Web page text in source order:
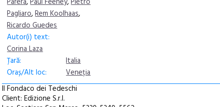
Pagliaro,Rem Koolhaas,
Ricardo Guedes
Autor(i) text:
Corina Laza
Țară:
Italia
Oraș/Alt loc:
Veneția
Il Fondaco dei Tedeschi
Client: Edizione S.r.l.